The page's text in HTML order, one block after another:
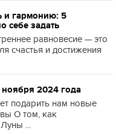
и гармонию: 5
себе задать
равновесие — это
счастья и достижения
2024 года
подарить нам новые
О том, как
Луны ...